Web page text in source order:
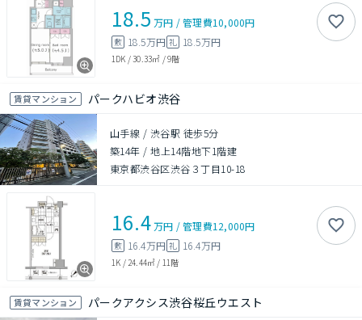
18.5 万円 /管理費10,000円
敷 18.5万円 礼 18.5万円
1DK /30.33㎡ /9階
賃貸マンション パークハビオ渋谷
山手線 / 渋谷駅 徒歩5分
築14年 /地上14階地下1階建
東京都渋谷区渋谷３丁目10-18
16.4万円 /管理費12,000円
敷 16.4万円 礼 16.4万円
1K / 24.44㎡ / 11階
賃貸マンション パークアクシス渋谷桜丘ウエスト